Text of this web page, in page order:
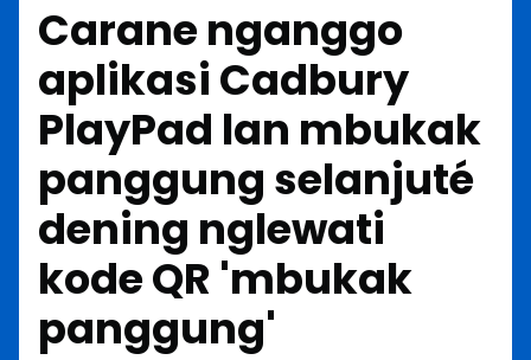
Carane nganggo
aplikasi Cadbury
PlayPad lan mbukak
panggung selanjuté
dening nglewati
kode QR 'mbukak
panggung'